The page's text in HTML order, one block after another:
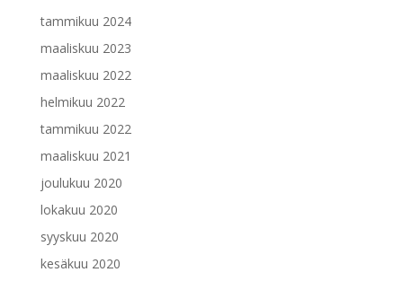
tammikuu 2024
maaliskuu 2023
maaliskuu 2022
helmikuu 2022
tammikuu 2022
maaliskuu 2021
joulukuu 2020
lokakuu 2020
syyskuu 2020
kesäkuu 2020